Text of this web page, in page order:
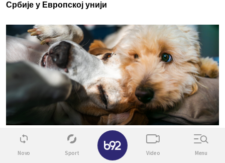
Србије у Европској унији
06. 08. 2026 14:23
Стижу строжа правила за власнике животиња –
Novo Sport Video Menu
✕